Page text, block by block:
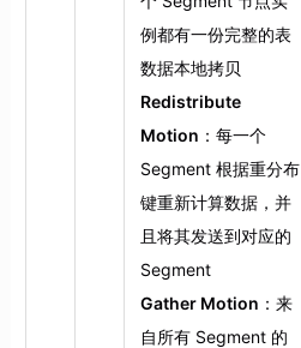
例都有一份完整的表
数据本地拷贝
Redistribute
Motion ：每一个
Segment 根据重分布
键重新计算数据，并
且将其发送到对应的
Segment
Gather Motion ：来
自所有 Segment 的